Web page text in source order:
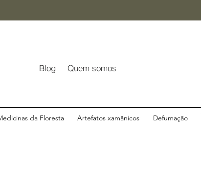
Blog Quem somos
da Floresta Artefatos xamânicos Defumação